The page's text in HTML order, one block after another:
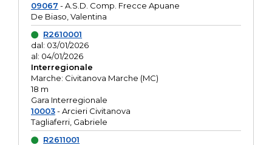
09067 - A.S.D. Comp. Frecce Apuane
De Biaso, Valentina
R2610001
dal: 03/01/2026
al: 04/01/2026
Interregionale
Marche: Civitanova Marche (MC)
18 m
Gara Interregionale
10003- Arcieri Civitanova
Tagliaferri, Gabriele
R2611001